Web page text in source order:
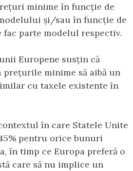
minime în funcție de
și/sau în funcție de
fac parte modelul respectiv.
Europene susțin că
prețurile minime să aibă un
cu taxele existente în
în care Statele Unite
pentru orice bunuri
în timp ce Europa preferă o
care să nu implice un